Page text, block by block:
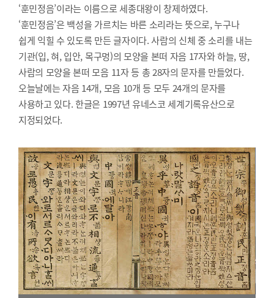
‘훈민정음’이라는 이름으로 세종대왕이 창제하였다.
‘훈민정음’은 백성을 가르치는 바른 소리라는 뜻으로, 누구나
쉽게 익힐 수 있도록 만든 글자이다. 사람의 신체 중 소리를 내는
기관(입, 혀, 입안, 목구멍)의 모양을 본떠 자음 17자와 하늘, 땅,
사람의 모양을 본떠 모음 11자 등 총 28자의 문자를 만들었다.
오늘날에는 자음 14개, 모음 10개 등 모두 24개의 문자를
사용하고 있다. 한글은 1997년 유네스코 세계기록유산으로
지정되었다.